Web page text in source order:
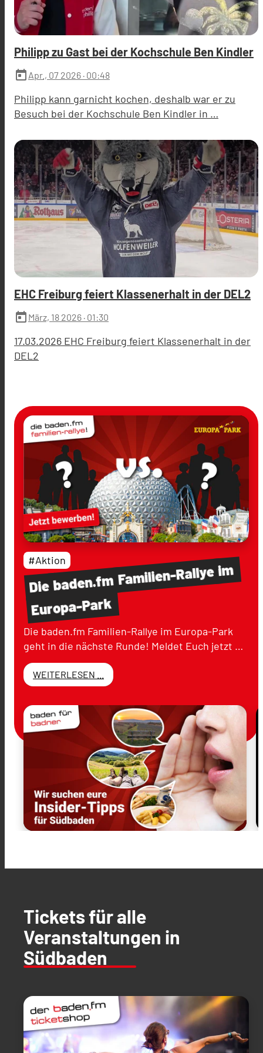
Philipp zu Gast bei der Kochschule Ben Kindler
today Apr., 07 2026 · 00:48
Philipp kann garnicht kochen, deshalb war er zu
Besuch bei der Kochschule Ben Kindler in …
EHC Freiburg feiert Klassenerhalt in der DEL2
today März, 18 2026 · 01:30
17.03.2026 EHC Freiburg feiert Klassenerhalt in der
DEL2
Diebaden.fmFamilien-Rallyeim
Europa-Park
#Aktion
Die baden.fm Familien-Rallye im Europa-Park
geht in die nächste Runde! Meldet Euch jetzt …
WEITERLESEN ...
Tickets für alle
Veranstaltungen in
Südbaden